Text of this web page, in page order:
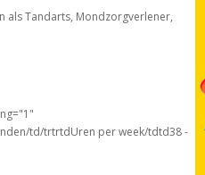
als Tandarts, Mondzorgverlener,
td/trtrtdUren per week/tdtd38 -